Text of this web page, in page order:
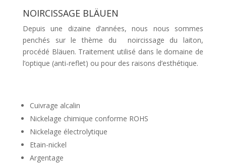
NOIRCISSAGE BLÄUEN
Depuis une dizaine d’années, nous nous sommes
penchés sur le thème du noircissage du laiton,
procédé Bläuen. Traitement utilisé dans le domaine de
l’optique (anti-reflet) ou pour des raisons d’esthétique.
Cuivrage alcalin
Nickelage chimique conforme ROHS
Nickelage électrolytique
Etain-nickel
Argentage